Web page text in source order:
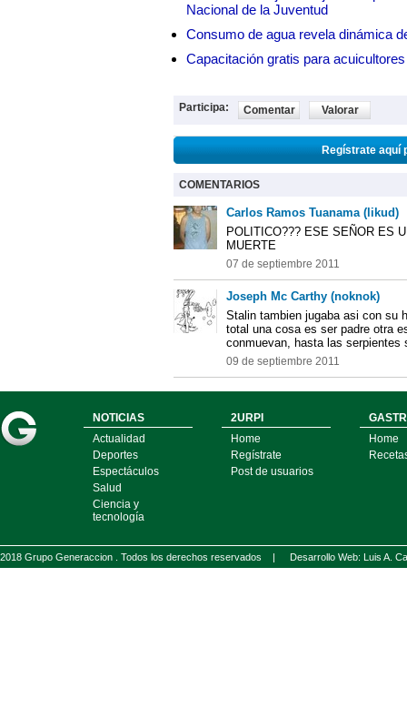
Nacional de la Juventud
Consumo de agua revela dinámica
Capacitación gratis para
Participa: Comentar Valorar
Regístrate aquí
COMENTARIOS
Carlos Ramos Tuanama (likud)
POLITICO??? ESE SEÑOR ES
MUERTE
07 de septiembre 2011
Joseph Mc Carthy (noknok)
Stalin tambien jugaba asi con su
total una cosa es ser padre otra
conmuevan, hasta las serpientes
09 de septiembre 2011
NOTICIAS
Actualidad
Deportes
Espectáculos
Salud
Ciencia y
tecnología
2URPI
Home
Regístrate
Post de usuarios
Home
2018 Grupo Generaccion . Todos los derechos reservados | Desarrollo Web: Luis